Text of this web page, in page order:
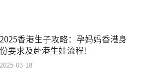
2025香港生子攻略：孕妈妈香港身
份要求及赴港生娃流程!
2025-03-18